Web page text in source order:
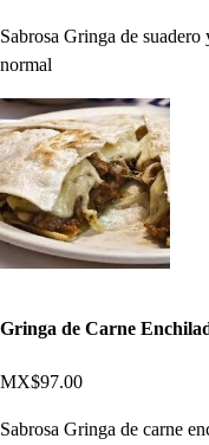
Sabrosa Gringa de
normal
Gringa de Carne
MX$97.00
Sabrosa Gringa de carne